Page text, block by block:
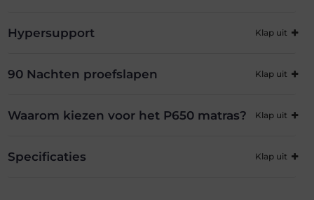
Hypersupport
90 Nachten proefslapen
Waarom kiezen voor het P650 matras?
Specificaties